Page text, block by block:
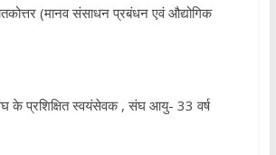
(मानव संसाधन प्रबंधन एवं औद्योगिक
के प्रशिक्षित स्वयंसेवक , संघ आयु- 33 वर्ष